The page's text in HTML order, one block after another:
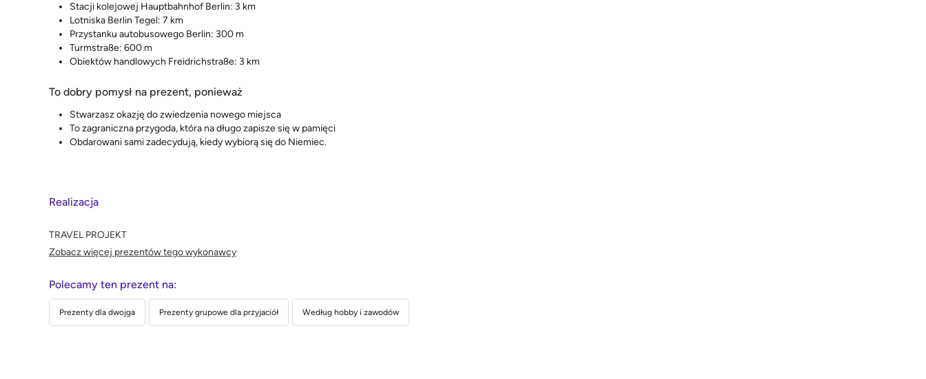
Stacji kolejowej Hauptbahnhof Berlin: 3 km
Lotniska Berlin Tegel: 7 km
Przystanku autobusowego Berlin: 300 m
Turmstraße: 600 m
Obiektów handlowych Freidrichstraße: 3 km
To dobry pomysł na prezent, ponieważ
Stwarzasz okazję do zwiedzenia nowego miejsca
To zagraniczna przygoda, która na długo zapisze się w pamięci
Obdarowani sami zadecydują, kiedy wybiorą się do Niemiec.
Realizacja
TRAVEL PROJEKT
Zobacz więcej prezentów tego wykonawcy
Polecamy ten prezent na:
Prezenty dla dwojga Prezenty grupowe dla przyjaciół Według hobby i zawodów